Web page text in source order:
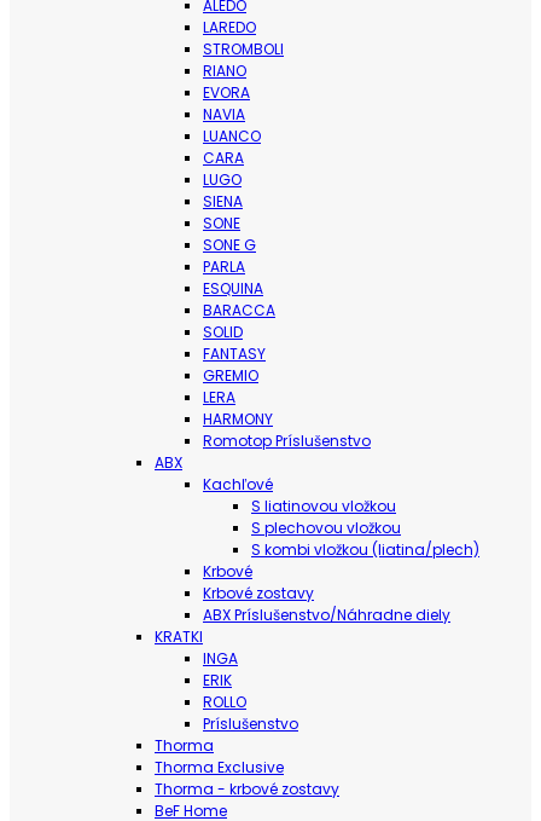
ALEDO
LAREDO
STROMBOLI
RIANO
EVORA
NAVIA
LUANCO
CARA
LUGO
SIENA
SONE
SONE G
PARLA
ESQUINA
BARACCA
SOLID
FANTASY
GREMIO
LERA
HARMONY
Romotop Príslušenstvo
ABX
Kachľové
S liatinovou vložkou
S plechovou vložkou
S kombi vložkou (liatina/plech)
Krbové
Krbové zostavy
ABX Príslušenstvo/Náhradne diely
KRATKI
INGA
ERIK
ROLLO
Príslušenstvo
Thorma
Thorma Exclusive
Thorma - krbové zostavy
BeF Home